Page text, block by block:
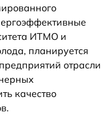
ИТМО и
планируется
отрасли
качество